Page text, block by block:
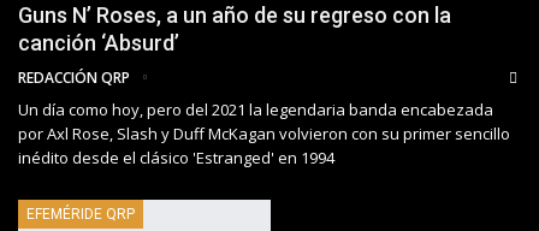
Guns N’ Roses, a un año de su regreso con la
canción ‘Absurd’
REDACCIÓN QRP
Un día como hoy, pero del 2021 la legendaria banda encabezada
por Axl Rose, Slash y Duff McKagan volvieron con su primer sencillo
inédito desde el clásico 'Estranged' en 1994
EFEMÉRIDE QRP